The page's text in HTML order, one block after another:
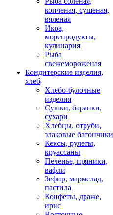
копченая, сушеная,
вяленая
Икра,
морепродукты,
кулинария
Рыба
свежемороженая
Кондитерские изделия,
хлеб
Хлебо-булочные
изделия
Сушки, баранки,
сухари
Хлебцы, отруби,
злаковые батончики
Кексы, рулеты,
круассаны
Печенье, пряники,
вафли
Зефир, мармелад,
пастила
Конфеты, драже,
ирис